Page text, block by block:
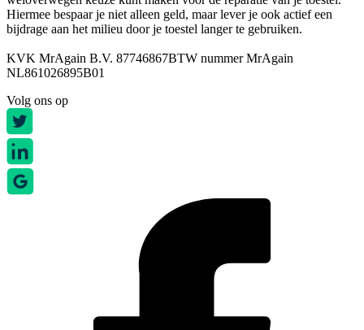
Hiermee bespaar je niet alleen geld, maar lever je ook actief een
bijdrage aan het milieu door je toestel langer te gebruiken.
KVK MrAgain B.V. 87746867BTW nummer MrAgain
NL861026895B01
Volg ons op